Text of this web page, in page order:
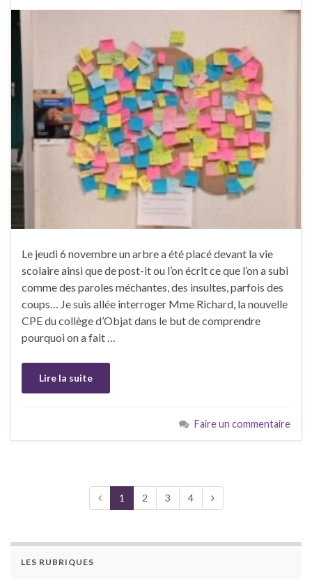
Le jeudi 6 novembre un arbre a été placé devant la vie
scolaire ainsi que de post-it ou l’on écrit ce que l’on a subi
comme des paroles méchantes, des insultes, parfois des
coups… Je suis allée interroger Mme Richard, la nouvelle
CPE du collège d’Objat dans le but de comprendre
pourquoi on a fait …
Lire la suite
Faire un commentaire
1 2 3 4
LES RUBRIQUES